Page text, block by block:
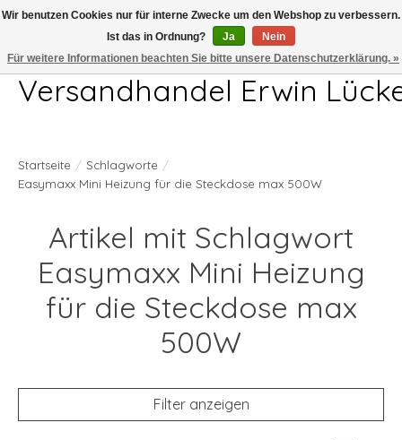
Telefon 04407 715872 MO-DO 7.00-17.00Uhr FR 7.00-13.00Uhr
Versandhandel Erwin
Startseite / Schlagworte /
Easymaxx Mini Heizung für die Steckdose max 500W
Artikel mit Schlagwort
Easymaxx Mini Heizung
für die Steckdose max
500W
Filter anzeigen
Wir benutzen Cookies nur für interne Zwecke um den Webshop zu verbessern.
Ist das in Ordnung?
Ja
Nein
Für weitere Informationen beachten Sie bitte unsere Datenschutzerklärung. »